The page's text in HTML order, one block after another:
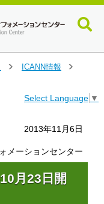
ICANN情報
Select Language ▼
2013年11月6日
メーションセンター
月23日開